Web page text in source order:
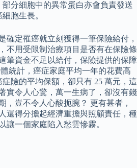
分細胞中的異常蛋白亦會負責發送
胞生長。
確定罹癌就立刻獲得一筆保險給付，
不用受限制治療項目是否有在保險條
筆資金不足以給付，保險提供的保障
統計，癌症家庭平均一年的花費高
險的平均保額，卻只有 25 萬元，這
實令人心驚，萬一生病了，卻沒有錢
，豈不令人心酸扼腕？ 更有甚者，
還得分擔起經濟重擔與照顧責任，種
讓一個家庭陷入愁雲慘霧。